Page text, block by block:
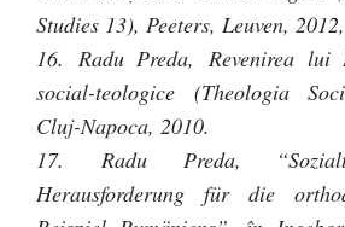
Studies 13), Peeters, Leuven,
16. Radu Preda, Revenirea lui
social-teologice (Theologia
Cluj-Napoca, 2010.
17. Radu Preda,
Herausforderung für die